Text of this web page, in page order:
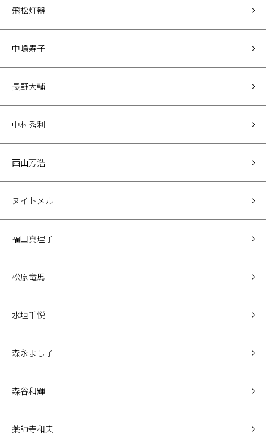
飛松灯器
中嶋寿子
長野大輔
中村秀利
西山芳浩
ヌイトメル
福田真理子
松原竜馬
水垣千悦
森永よし子
森谷和輝
薬師寺和夫